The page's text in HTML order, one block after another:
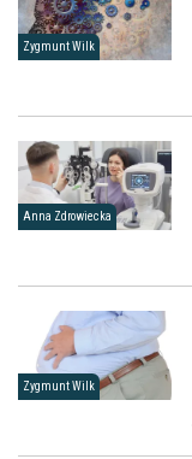
Zygmunt Wilk
Anna Zdrowiecka
Zygmunt Wilk